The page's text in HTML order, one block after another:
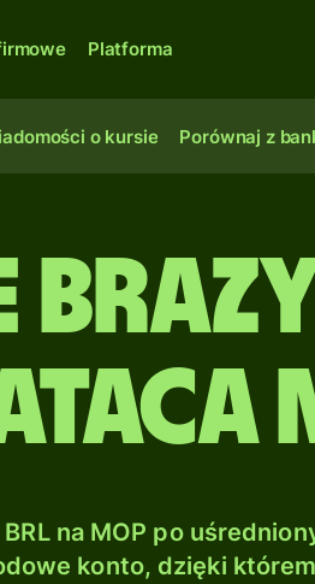
Platforma
o kursie Porównaj z
na MOP po
konto, dzięki